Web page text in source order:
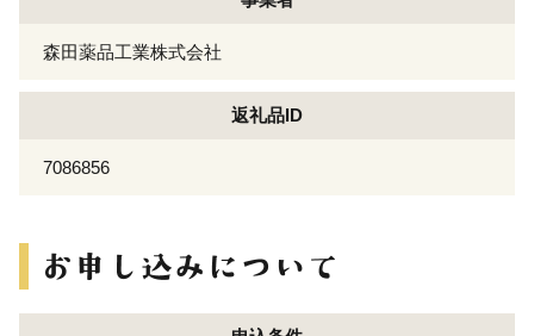
森田薬品工業株式会社
返礼品ID
7086856